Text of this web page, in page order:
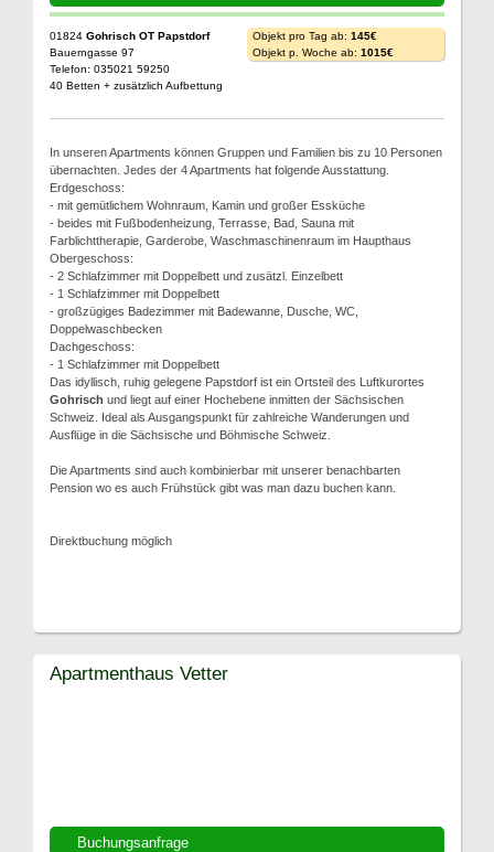
01824 Gohrisch OT Papstdorf
Bauerngasse 97
Telefon: 035021 59250
40 Betten + zusätzlich Aufbettung
Objekt pro Tag ab: 145€
Objekt p. Woche ab: 1015€
In unseren Apartments können Gruppen und Familien bis zu 10 Personen
übernachten. Jedes der 4 Apartments hat folgende Ausstattung.
Erdgeschoss:
- mit gemütlichem Wohnraum, Kamin und großer Essküche
- beides mit Fußbodenheizung, Terrasse, Bad, Sauna mit
Farblichttherapie, Garderobe, Waschmaschinenraum im Haupthaus
Obergeschoss:
- 2 Schlafzimmer mit Doppelbett und zusätzl. Einzelbett
- 1 Schlafzimmer mit Doppelbett
- großzügiges Badezimmer mit Badewanne, Dusche, WC,
Doppelwaschbecken
Dachgeschoss:
- 1 Schlafzimmer mit Doppelbett
Das idyllisch, ruhig gelegene Papstdorf ist ein Ortsteil des Luftkurortes
Gohrisch und liegt auf einer Hochebene inmitten der Sächsischen
Schweiz. Ideal als Ausgangspunkt für zahlreiche Wanderungen und
Ausflüge in die Sächsische und Böhmische Schweiz.
Die Apartments sind auch kombinierbar mit unserer benachbarten
Pension wo es auch Frühstück gibt was man dazu buchen kann.
Direktbuchung möglich
Buchungsanfrage
Apartmenthaus Vetter